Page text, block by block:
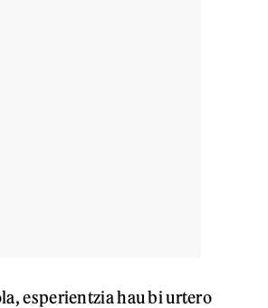
esperientzia hau bi urtero